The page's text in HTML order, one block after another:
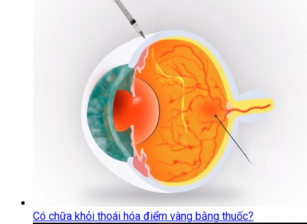
Có chữa khỏi thoái hóa điểm vàng bằng thuốc?